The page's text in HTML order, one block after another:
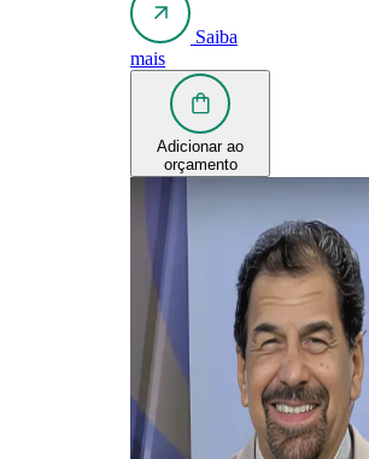
Saiba
mais
Adicionar ao
orçamento